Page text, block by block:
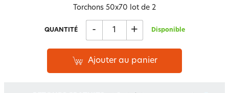
Torchons 50x70 lot de 2
QUANTITÉ - + Disponible
Ajouter au panier